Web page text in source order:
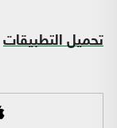
تحميل التطبيقات